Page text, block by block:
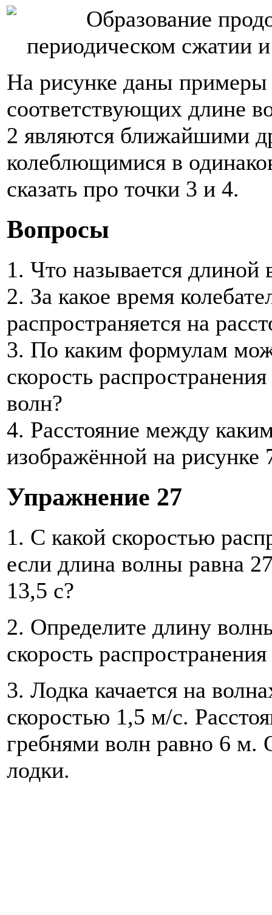
На рисунке даны примеры
соответствующих длине
2 являются ближайшими
колеблющимися в
сказать про точки 3 и 4.
Вопросы
1. Что называется длиной
2. За какое время
распространяется на
3. По каким формулам
скорость
волн?
4. Расстояние между
изображённой на рисунке
Упражнение 27
1. С какой скоростью
если длина волны равна
13,5 с?
2. Определите длину
скорость
3. Лодка качается на
скоростью 1,5 м/с.
гребнями волн равно 6 м.
лодки.